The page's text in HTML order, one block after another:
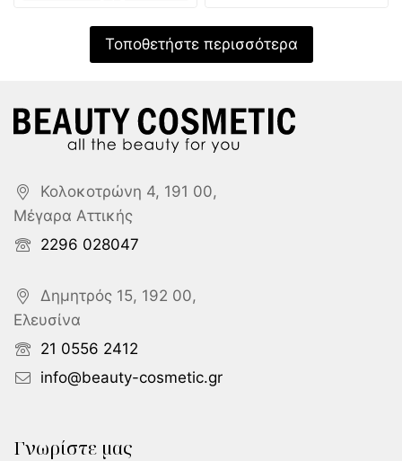
καλάθι
Τοποθετήστε περισσότερα
Κολοκοτρώνη 4, 191 00,
Μέγαρα Αττικής
2296 028047
Δημητρός 15, 192 00,
Ελευσίνα
21 0556 2412
info@beauty-cosmetic.gr
Γνωρίστε μας